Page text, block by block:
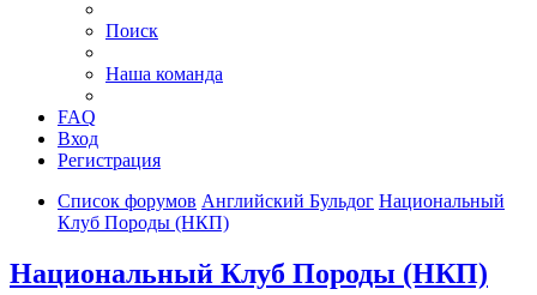
Поиск
Наша команда
FAQ
Вход
Регистрация
Список форумов Английский Бульдог Национальный
Клуб Породы (НКП)
Национальный Клуб Породы (НКП)